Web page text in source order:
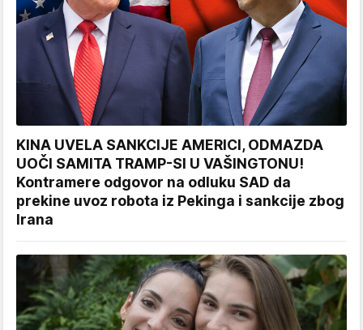
KINA UVELA SANKCIJE AMERICI, ODMAZDA
UOČI SAMITA TRAMP-SI U VAŠINGTONU!
Kontramere odgovor na odluku SAD da
prekine uvoz robota iz Pekinga i sankcije zbog
Irana